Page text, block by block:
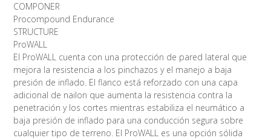
COMPONER
Procompound Endurance
STRUCTURE
ProWALL
El ProWALL cuenta con una protección de pared lateral que
mejora la resistencia a los pinchazos y el manejo a baja
presión de inflado. El flanco está reforzado con una capa
adicional de nailon que aumenta la resistencia contra la
penetración y los cortes mientras estabiliza el neumático a
baja presión de inflado para una conducción segura sobre
cualquier tipo de terreno. El ProWALL es una opción sólida